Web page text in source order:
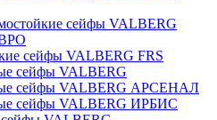
сейфы VALBERG
сейфы VALBERG FRS
сейфы VALBERG
сейфы VALBERG АРСЕНАЛ
сейфы VALBERG ИРБИС